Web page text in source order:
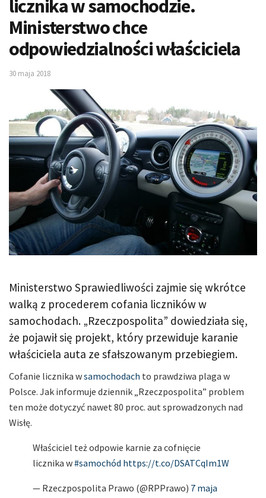
licznika w samochodzie.
Ministerstwo chce
odpowiedzialności właściciela
30 maja 2018
Ministerstwo Sprawiedliwości zajmie się wkrótce
walką z procederem cofania liczników w
samochodach. „Rzeczpospolita” dowiedziała się,
że pojawił się projekt, który przewiduje karanie
właściciela auta ze sfałszowanym przebiegiem.
Cofanie licznika wsamochodach to prawdziwa plaga w
Polsce. Jak informuje dziennik „Rzeczpospolita” problem
ten może dotyczyć nawet 80 proc. aut sprowadzonych nad
Wisłę.
Właściciel też odpowie karnie za cofnięcie
licznika w#samochód https://t.co/DSATCqIm1W
— Rzeczpospolita Prawo (@RPPrawo) 7 maja